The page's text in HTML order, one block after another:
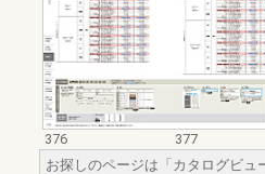
376
377
お探しのページは「カタログビュ